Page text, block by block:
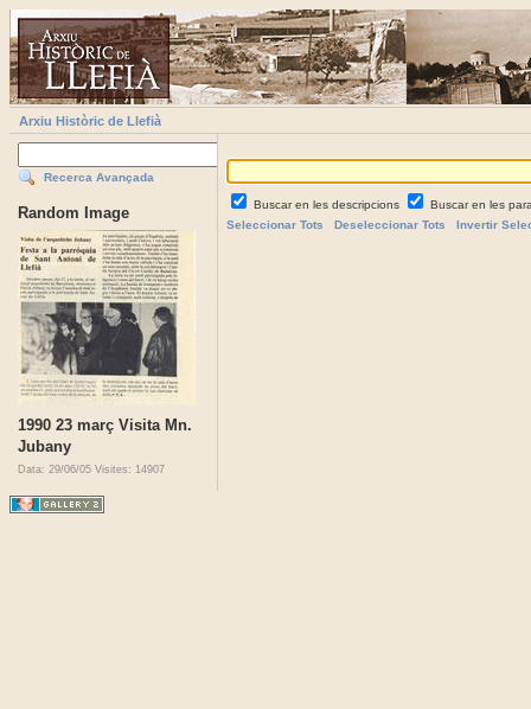
Arxiu Històric de Llefià
Recerca Avançada
Random Image
1990 23 març Visita Mn.
Jubany
Data: 29/06/05 Visites: 14907
Buscar en les descripcions
Buscar en les
Seleccionar Tots
Deseleccionar Tots Invertir